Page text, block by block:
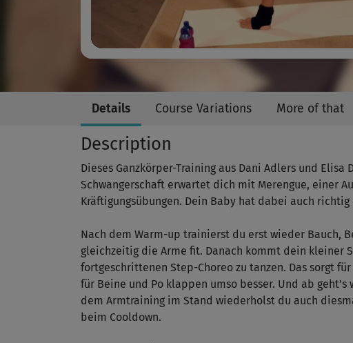
Details Course Variations More of that
Description
Dieses Ganzkörper-Training aus Dani Adlers und
Schwangerschaft erwartet dich mit Merengue, einer
Kräftigungsübungen. Dein Baby hat dabei auch richtig
Nach dem Warm-up trainierst du erst wieder Bauch,
gleichzeitig die Arme fit. Danach kommt dein kleiner
fortgeschrittenen Step-Choreo zu tanzen. Das sorgt
für Beine und Po klappen umso besser. Und ab
dem Armtraining im Stand wiederholst du auch
beim Cooldown.